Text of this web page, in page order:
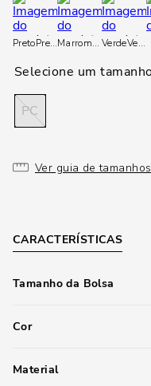
PretoPreto Marrom
Marrom
VerdeVerde
PC
Ver guia de tamanhos
CARACTERÍSTICAS
Tamanho da Bolsa
Cor
Material